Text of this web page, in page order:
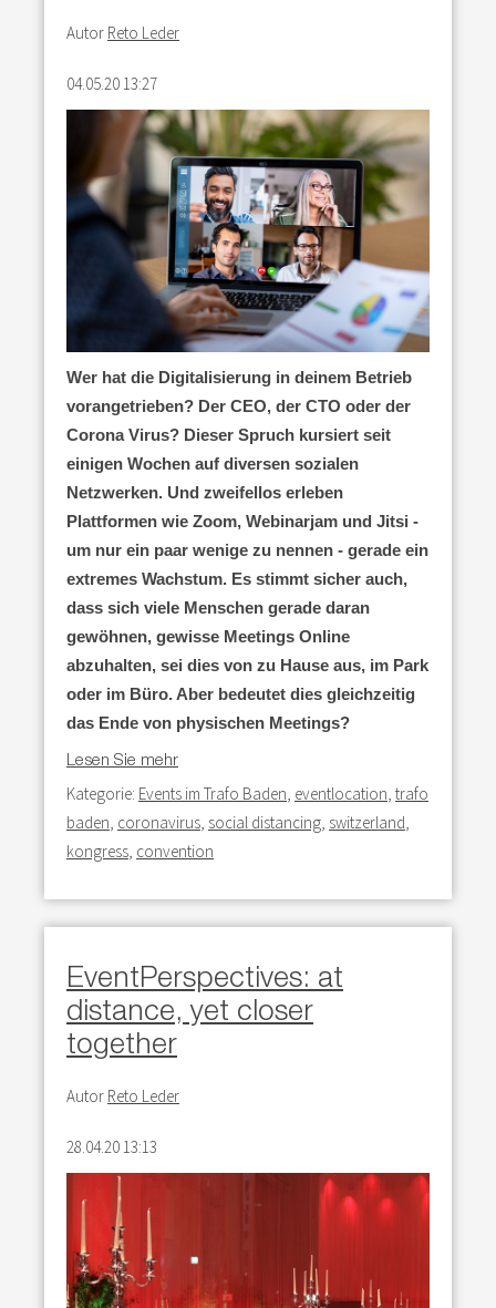
Autor Reto Leder
04.05.20 13:27
Wer hat die Digitalisierung in deinem Betrieb
vorangetrieben? Der CEO, der CTO oder der
Corona Virus? Dieser Spruch kursiert seit
einigen Wochen auf diversen sozialen
Netzwerken. Und zweifellos erleben
Plattformen wie Zoom, Webinarjam und Jitsi -
um nur ein paar wenige zu nennen - gerade ein
extremes Wachstum. Es stimmt sicher auch,
dass sich viele Menschen gerade daran
gewöhnen, gewisse Meetings Online
abzuhalten, sei dies von zu Hause aus, im Park
oder im Büro. Aber bedeutet dies gleichzeitig
das Ende von physischen Meetings?
Lesen Sie mehr
Kategorie: Events im Trafo Baden, eventlocation, trafo
baden, coronavirus, social distancing, switzerland,
kongress, convention
EventPerspectives: at
distance, yet closer
together
Autor Reto Leder
28.04.20 13:13